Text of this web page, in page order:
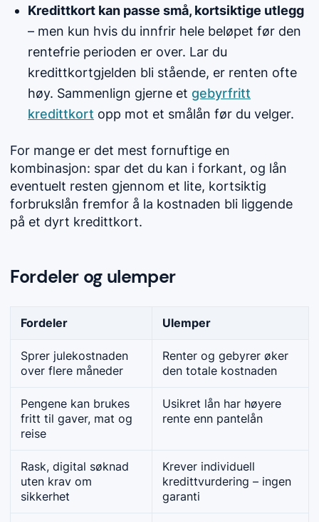
Kredittkort kan passe små, kortsiktige utlegg
– men kun hvis du innfrir hele beløpet før den
rentefrie perioden er over. Lar du
kredittkortgjelden bli stående, er renten ofte
høy. Sammenlign gjerne et gebyrfritt
kredittkort opp mot et smålån før du velger.
For mange er det mest fornuftige en
kombinasjon: spar det du kan i forkant, og lån
eventuelt resten gjennom et lite, kortsiktig
forbrukslån fremfor å la kostnaden bli liggende
på et dyrt kredittkort.
Fordeler og ulemper
Fordeler Ulemper
Sprer julekostnaden
over flere måneder
Renter og gebyrer øker
den totale kostnaden
Pengene kan brukes
fritt til gaver, mat og
reise
Usikret lån har høyere
rente enn pantelån
Rask, digital søknad
uten krav om
sikkerhet
Krever individuell
kredittvurdering – ingen
garanti